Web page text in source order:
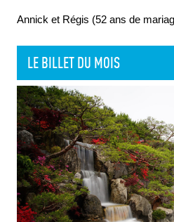
Annick et Régis (52 ans de
LE BILLET DU MOIS